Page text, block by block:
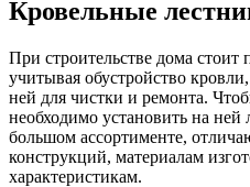
Кровельные
При строительстве дома стоит
учитывая обустройство
ней для чистки и ремонта.
необходимо установить на
большом ассортименте,
конструкций, материалам
характеристикам.